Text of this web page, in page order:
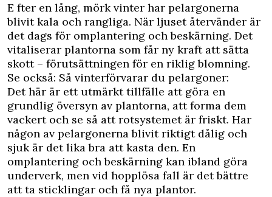
E fter en lång, mörk vinter har pelargonerna
blivit kala och rangliga. När ljuset återvänder är
det dags för omplantering och beskärning. Det
vitaliserar plantorna som får ny kraft att sätta
skott – förutsättningen för en riklig blomning.
Se också: Så vinterförvarar du pelargoner:
Det här är ett utmärkt tillfälle att göra en
grundlig översyn av plantorna, att forma dem
vackert och se så att rotsystemet är friskt. Har
någon av pelargonerna blivit riktigt dålig och
sjuk är det lika bra att kasta den. En
omplantering och beskärning kan ibland göra
underverk, men vid hopplösa fall är det bättre
att ta sticklingar och få nya plantor.